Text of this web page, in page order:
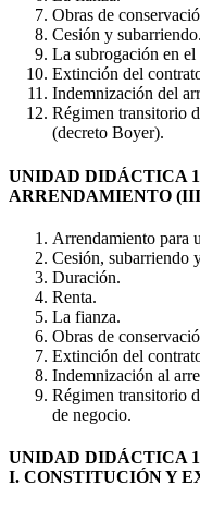
Obras de
Cesión y subarriendo.
La subrogación en
Extinción del
Indemnización del
Régimen transitorio
(decreto Boyer).
UNIDAD DIDÁCTICA
ARRENDAMIENTO
Arrendamiento para
Cesión, subarriendo
Duración.
Renta.
La fianza.
Obras de
Extinción del
Indemnización al
Régimen transitorio
de negocio.
UNIDAD DIDÁCTICA
I. CONSTITUCIÓN Y